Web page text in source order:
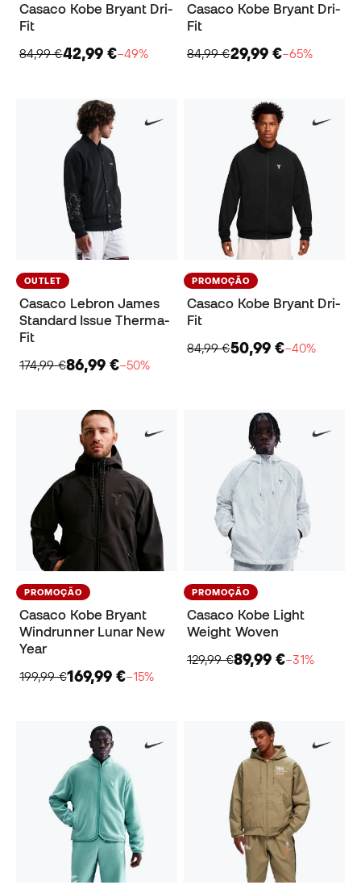
Casaco Kobe Bryant Dri-
Fit
84,99 €42,99 €−49%
Casaco Kobe Bryant Dri-
Fit
84,99 €29,99 €−65%
OUTLET
Casaco Lebron James
Standard Issue Therma-
Fit
174,99 €86,99 €−50%
PROMOÇÃO
Casaco Kobe Bryant Dri-
Fit
84,99 €50,99 €−40%
PROMOÇÃO
Casaco Kobe Bryant
Windrunner Lunar New
Year
199,99 €169,99 €−15%
PROMOÇÃO
Casaco Kobe Light
Weight Woven
129,99 €89,99 €−31%